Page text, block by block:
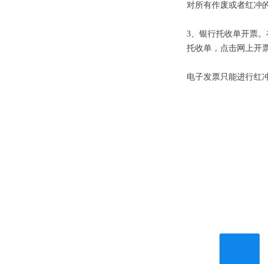
对所有作废或者红冲
3、银行托收单开票
托收单，点击网上开
电子发票只能进行红